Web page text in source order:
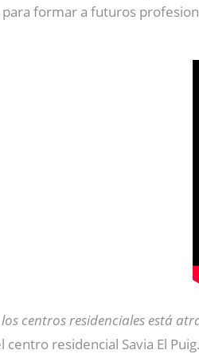
para formar a futuros
los centros residenciales está
centro residencial Savia El Puig.